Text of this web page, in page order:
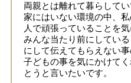
両親とは離れて暮らして
家にはいない環境の中、
人で頑張っていることを
みんな当たり前にしてい
にして伝えてもらえない
子どもの事を気にかけて
とうと言いたいです。